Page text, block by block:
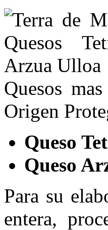
Quesos
Origen
Queso
Queso
Para su
entera,